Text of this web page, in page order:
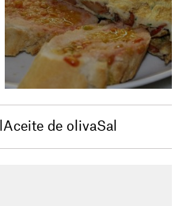
Aceite de olivaSal